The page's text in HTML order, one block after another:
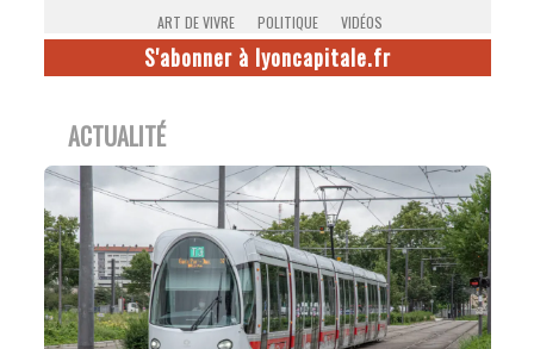
ART DE VIVRE
POLITIQUE VIDÉOS
S'abonner à lyoncapitale.fr
ACTUALITÉ